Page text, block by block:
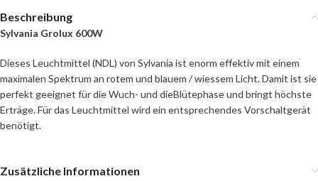
Beschreibung
Sylvania Grolux 600W
Dieses Leuchtmittel (NDL) von Sylvania ist enorm effektiv mit einem
maximalen Spektrum an rotem und blauem / wiessem Licht. Damit ist sie
perfekt geeignet für die Wuch- und dieBlütephase und bringt höchste
Erträge. Für das Leuchtmittel wird ein entsprechendes Vorschaltgerät
benötigt.
Zusätzliche Informationen